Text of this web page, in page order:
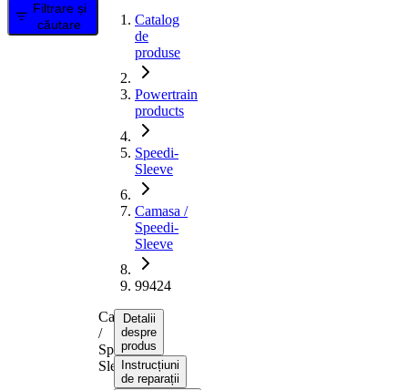
Filtrare și
căutare
Catalog
de
produse
Powertrain
products
Speedi-
Sleeve
Camasa /
Speedi-
Sleeve
99424
Camasa
/
Speedi-
Sleeve
Detalii
despre
produs
Instrucțiuni
de reparații